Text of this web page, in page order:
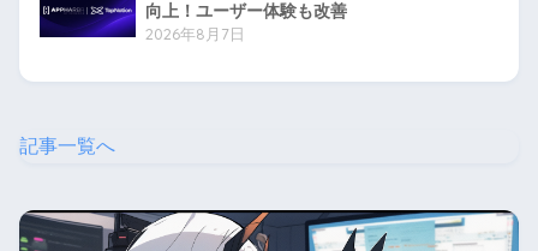
向上！ユーザー体験も改善
2026年8月7日
記事一覧へ